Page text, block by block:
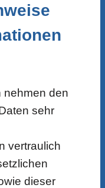
nehmen den
sehr
vertraulich
dieser